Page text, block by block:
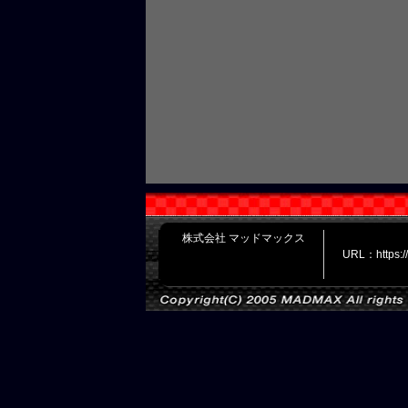
株式会社 マッドマックス
URL：